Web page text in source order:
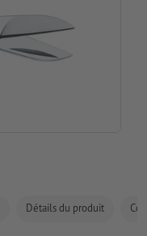
Détails du produit